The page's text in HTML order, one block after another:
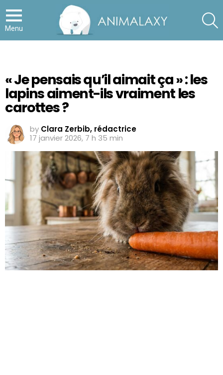
Menu
« Je pensais qu’il aimait ça » : les
lapins aiment-ils vraiment les
carottes ?
by Clara Zerbib, rédactrice
17 janvier 2026, 7 h 35 min